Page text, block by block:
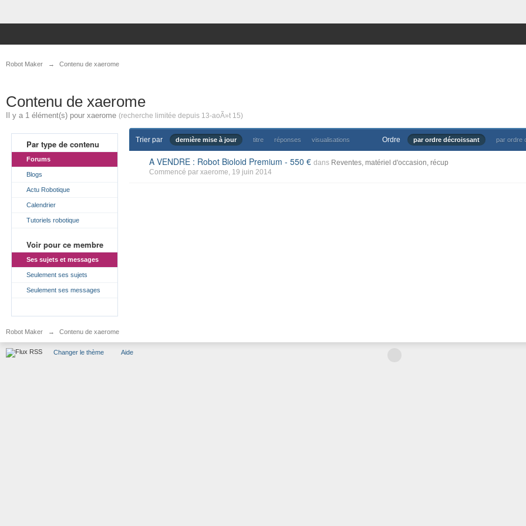
Robot Maker → Contenu de xaerome
Contenu de xaerome
Il y a 1 élément(s) pour xaerome (recherche limitée depuis 13-aoÃ»t 15)
Par type de contenu
Forums
Blogs
Actu Robotique
Calendrier
Tutoriels robotique
Voir pour ce membre
Ses sujets et messages
Seulement ses sujets
Seulement ses messages
Trier par dernière mise à jour titre réponses visualisations Ordre par ordre décroissant par ordre
A VENDRE : Robot Bioloid Premium - 550 dans Reventes, matériel d'occasion, récup
Commencé par xaerome, 19 juin 2014
Robot Maker → Contenu de xaerome
Changer le thème Aide